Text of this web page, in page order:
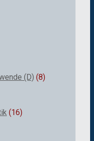
(D) (8)
(16)